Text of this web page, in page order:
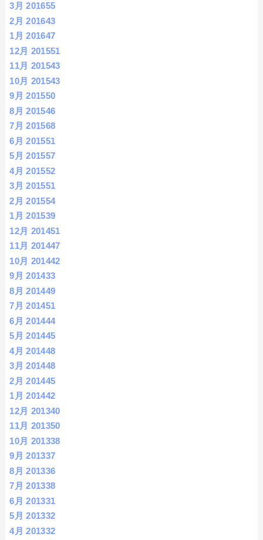
3月 201655
2月 201643
1月 201647
12月 201551
11月 201543
10月 201543
9月 201550
8月 201546
7月 201568
6月 201551
5月 201557
4月 201552
3月 201551
2月 201554
1月 201539
12月 201451
11月 201447
10月 201442
9月 201433
8月 201449
7月 201451
6月 201444
5月 201445
4月 201448
3月 201448
2月 201445
1月 201442
12月 201340
11月 201350
10月 201338
9月 201337
8月 201336
7月 201338
6月 201331
5月 201332
4月 201332